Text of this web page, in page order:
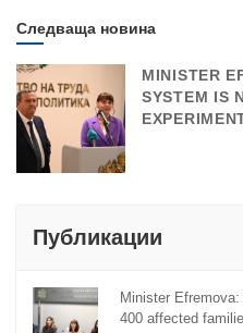
Следваща новина
MINISTER
SYSTEM IS
Публикации
Minister
400 affected